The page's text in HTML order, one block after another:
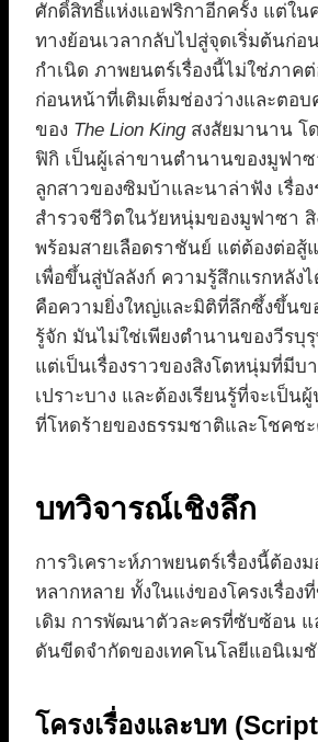
ศักดิ์สิทธิ์แห่งแอฟริกาอีกครั้ง แต่ใน
ทางย้อนเวลากลับไปสู่จุดเริ่มต้นก่อ
กำเนิด ภาพยนตร์เรื่องนี้ไม่ใช่ภาค
ก่อนหน้าที่เติมเต็มช่องว่างและตอ
ของ The Lion Kingสงสัยมานาน โ
ฟิกิ เป็นผู้เล่าขานตำนานของมูฟาซ
ลูกสาวของซิมบ้าและนาล่าฟัง เรื่อ
สำรวจชีวิตในวัยหนุ่มของมูฟาซา สิ
พร้อมสายเลือดราชันย์ แต่ต้องต่อสู้
เพื่อขึ้นสู่บัลลังก์ ความรู้สึกแรกหลัง
คือความยิ่งใหญ่และมิติที่ลึกซึ้งขึ้นข
รู้จัก มันไม่ใช่เพียงตำนานของวีร
แต่เป็นเรื่องราวของสิงโตหนุ่มที่มีบ
เปราะบาง และต้องเรียนรู้ที่จะเป็
ที่โหดร้ายของธรรมชาติและโชคชะ
บทวิจารณ์เชิงลึก
การวิเคราะห์ภาพยนตร์เรื่องนี้ต้อง
หลากหลาย ทั้งในแง่ของโครงเรื่อง
เดิม การพัฒนาตัวละครที่ซับซ้อน แ
ดันขีดจำกัดของเทคโนโลยีแอนิเม
โครงเรื่องและบท